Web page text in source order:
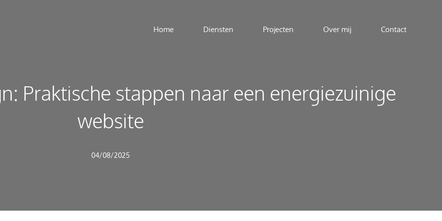
Home Diensten Projecten Over mij Contact
Praktische stappen naar een energiezuinige
website
04/08/2025